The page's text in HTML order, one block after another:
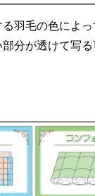
羽毛の色によっ
分が透けて写